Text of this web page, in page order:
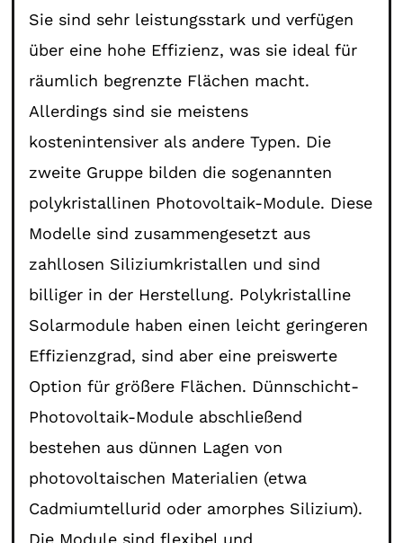
Sie sind sehr leistungsstark und verfügen
über eine hohe Effizienz, was sie ideal für
räumlich begrenzte Flächen macht.
Allerdings sind sie meistens
kostenintensiver als andere Typen. Die
zweite Gruppe bilden die sogenannten
polykristallinen Photovoltaik-Module. Diese
Modelle sind zusammengesetzt aus
zahllosen Siliziumkristallen und sind
billiger in der Herstellung. Polykristalline
Solarmodule haben einen leicht geringeren
Effizienzgrad, sind aber eine preiswerte
Option für größere Flächen. Dünnschicht-
Photovoltaik-Module abschließend
bestehen aus dünnen Lagen von
photovoltaischen Materialien (etwa
Cadmiumtellurid oder amorphes Silizium).
Die Module sind flexibel und